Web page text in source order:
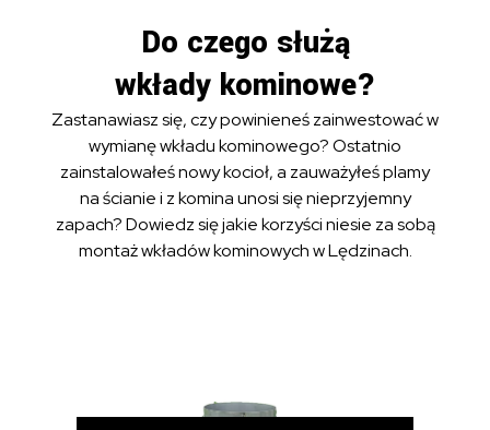
Do czego służą
wkłady kominowe?
Zastanawiasz się, czy powinieneś zainwestować w
wymianę wkładu kominowego? Ostatnio
zainstalowałeś nowy kocioł, a zauważyłeś plamy
na ścianie i z komina unosi się nieprzyjemny
zapach? Dowiedz się jakie korzyści niesie za sobą
montaż wkładów kominowych w Lędzinach.